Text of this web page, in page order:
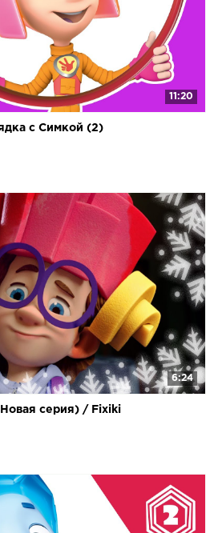
11:20
с Симкой (2)
6:24
серия) / Fixiki